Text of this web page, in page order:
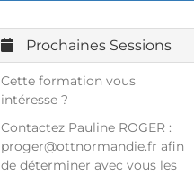
Prochaines Sessions
Cette formation vous
intéresse ?
Contactez Pauline ROGER :
proger@ottnormandie.fr afin
de déterminer avec vous les